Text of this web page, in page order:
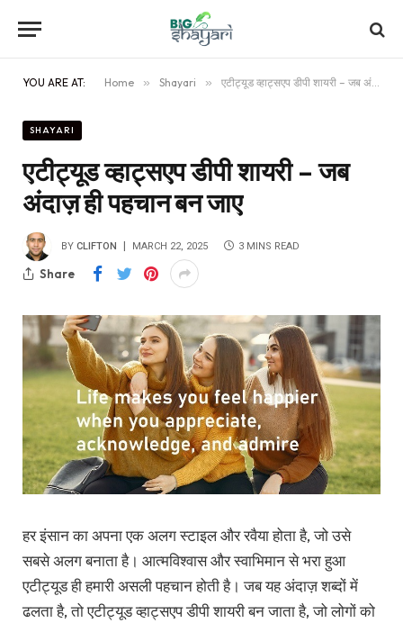
YOU ARE AT: Home » Shayari » एटीट्यूड व्हाट्सएप डीपी शायरी – जब अंदाज़ ही पहचान बन जाए
SHAYARI
एटीट्यूड व्हाट्सएप डीपी शायरी – जब
अंदाज़ ही पहचान बन जाए
BY CLIFTON MARCH 22, 2025 3 MINS READ
Share
हर इंसान का अपना एक अलग स्टाइल और रवैया होता है, जो उसे
सबसे अलग बनाता है। आत्मविश्वास और स्वाभिमान से भरा हुआ
एटीट्यूड ही हमारी असली पहचान होती है। जब यह अंदाज़ शब्दों में
ढलता है, तो एटीट्यूड व्हाट्सएप डीपी शायरी बन जाता है, जो लोगों को